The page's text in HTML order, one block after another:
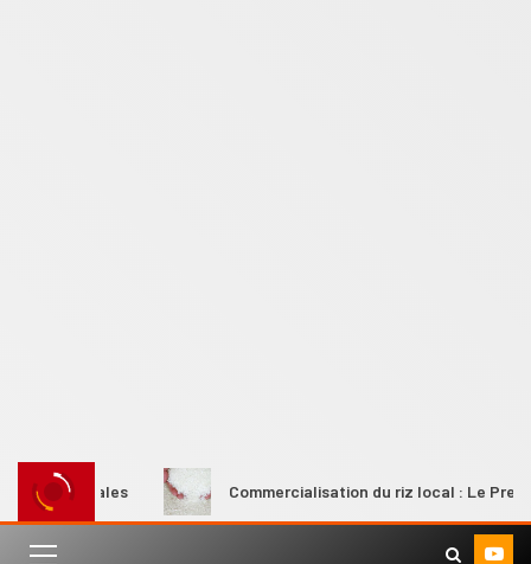
rurales Commercialisation du riz local : Le Premier